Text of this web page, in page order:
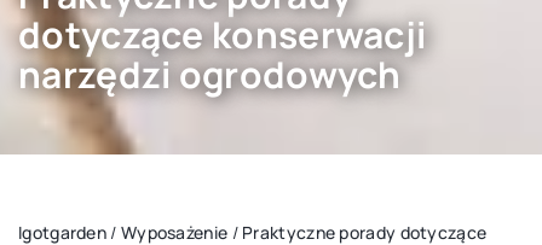
dotyczące konserwacji
narzędzi ogrodowych
Igotgarden / Wyposażenie / Praktyczne porady dotyczące